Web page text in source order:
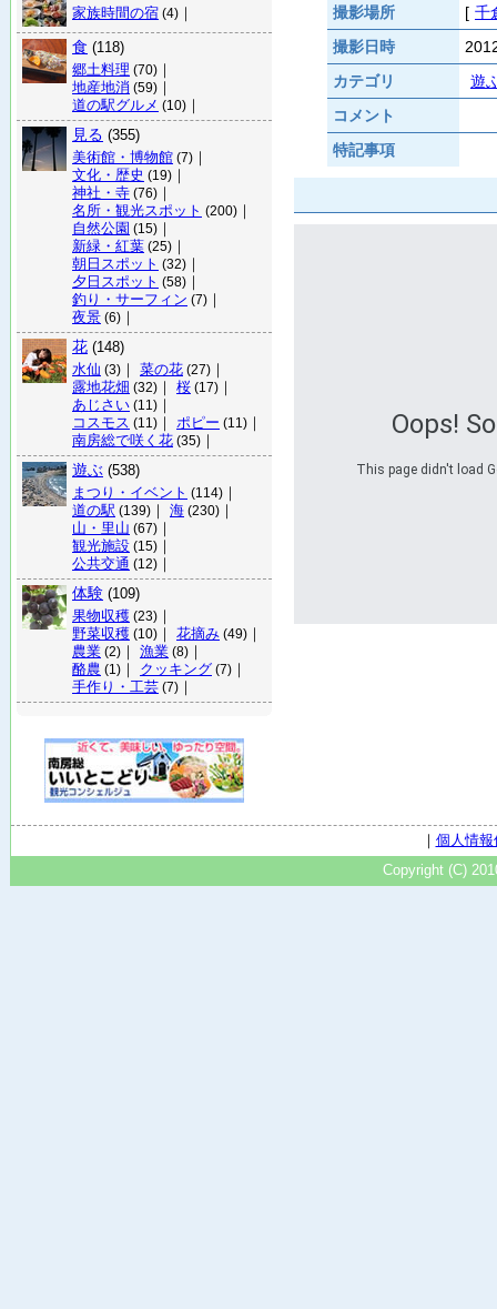
家族時間の宿 (4) ｜
食 (118)
郷土料理 (70) ｜
地産地消 (59) ｜
道の駅グルメ (10) ｜
見る (355)
美術館・博物館 (7) ｜
文化・歴史 (19) ｜
神社・寺 (76) ｜
名所・観光スポット (200) ｜
自然公園 (15) ｜
新緑・紅葉 (25) ｜
朝日スポット (32) ｜
夕日スポット (58) ｜
釣り・サーフィン (7) ｜
夜景 (6) ｜
花 (148)
水仙 (3) ｜ 菜の花 (27) ｜
露地花畑 (32) ｜ 桜 (17) ｜
あじさい (11) ｜
コスモス (11) ｜ ポピー (11) ｜
南房総で咲く花 (35) ｜
遊ぶ (538)
まつり・イベント (114) ｜
道の駅 (139) ｜ 海 (230) ｜
山・里山 (67) ｜
観光施設 (15) ｜
公共交通 (12) ｜
体験 (109)
果物収穫 (23) ｜
野菜収穫 (10) ｜ 花摘み (49) ｜
農業 (2) ｜ 漁業 (8) ｜
酪農 (1) ｜ クッキング (7) ｜
手作り・工芸 (7) ｜
撮影場所
[ 千
撮影日時
カテゴリ
遊
コメント
特記事項
Oops!
This page didn't load
｜ 個人情
Copyright (C)